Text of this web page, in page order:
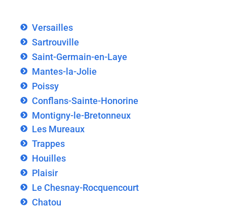
Versailles
Sartrouville
Saint-Germain-en-Laye
Mantes-la-Jolie
Poissy
Conflans-Sainte-Honorine
Montigny-le-Bretonneux
Les Mureaux
Trappes
Houilles
Plaisir
Le Chesnay-Rocquencourt
Chatou